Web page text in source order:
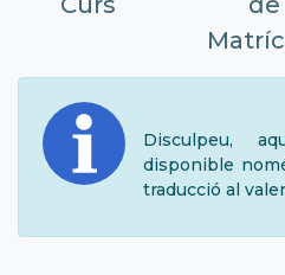
Disculpeu,
disponible
traducció al